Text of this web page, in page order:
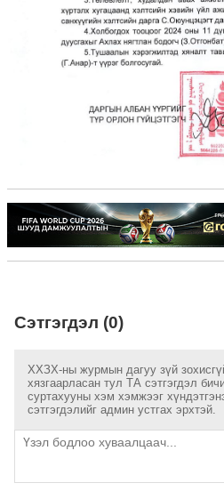
Сэтгэгдэл (0)
ХХЗХ-ны журмын дагуу зүй
хязгаарласан тул ТА сэтгэгдэл
суртахууны хэм хэмжээг
сэтгэгдэлийг админ устгах эрхтэй.